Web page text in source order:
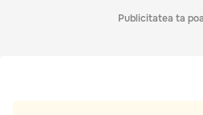
Publicitatea ta